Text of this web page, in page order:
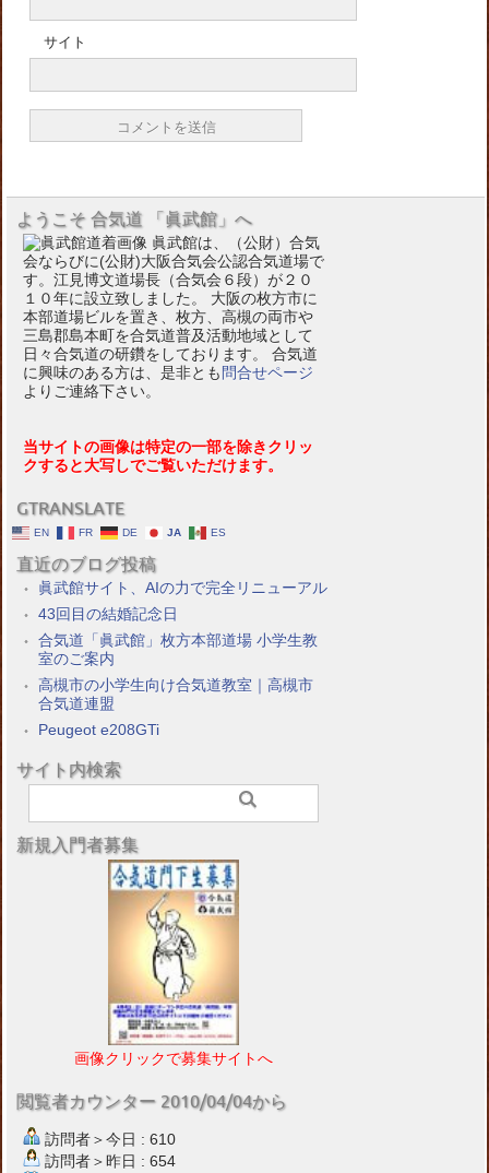
サイト
ようこそ 合気道 「眞武館」へ
眞武館は、（公財）合気
会ならびに(公財)大阪合気会公認合気道場で
す。江見博文道場長（合気会６段）が２０
１０年に設立致しました。 大阪の枚方市に
本部道場ビルを置き、枚方、高槻の両市や
三島郡島本町を合気道普及活動地域として
日々合気道の研鑽をしております。 合気道
に興味のある方は、是非とも 問合せページ
よりご連絡下さい。
当サイトの画像は特定の一部を除きクリッ
クすると大写しでご覧いただけます。
GTRANSLATE
EN FR DE JA ES
直近のブログ投稿
眞武館サイト、AIの力で完全リニューアル
43回目の結婚記念日
合気道「眞武館」枚方本部道場 小学生教
室のご案内
高槻市の小学生向け合気道教室｜高槻市
合気道連盟
Peugeot e208GTi
サイト内検索
新規入門者募集
画像クリックで募集サイトへ
閲覧者カウンター 2010/04/04から
訪問者＞今日 : 610
訪問者＞昨日 : 654